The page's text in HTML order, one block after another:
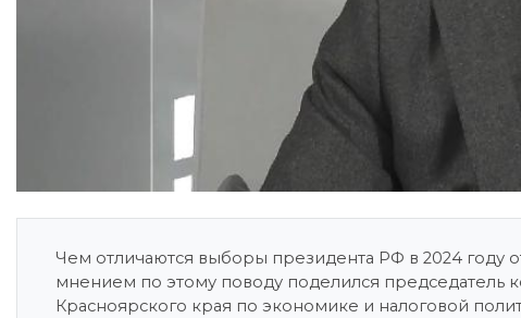
Чем отличаются выборы президента РФ в 2024 году
мнением по этому поводу поделился председатель
Красноярского края по экономике и налоговой